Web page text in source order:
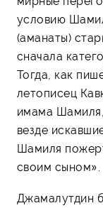
условию
(аманаты)
сначала
Тогда, как
летописец
имама
везде
Шамиля
своим сыном».
Джамалутдин